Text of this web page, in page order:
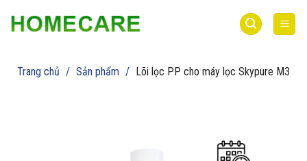
qua
Trang chủ / Sản phẩm / Lõi lọc PP cho máy lọc Skypure M3